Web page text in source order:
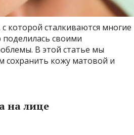
которой сталкиваются многие
своими
В этой статье мы
сохранить кожу матовой и
на лице